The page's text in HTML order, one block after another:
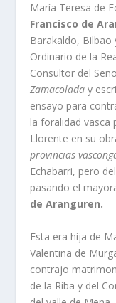
Marí­a Teresa de
Francisco de
Barakaldo, Bilbao
Ordinario de la
Consultor del
Zamacoladay
ensayo para
la foralidad vasca
Llorente en su
provincias
Echabarri, pero
pasando el
de Aranguren.
Esta era hija de
Valentina de
contrajo
de la Riba y del